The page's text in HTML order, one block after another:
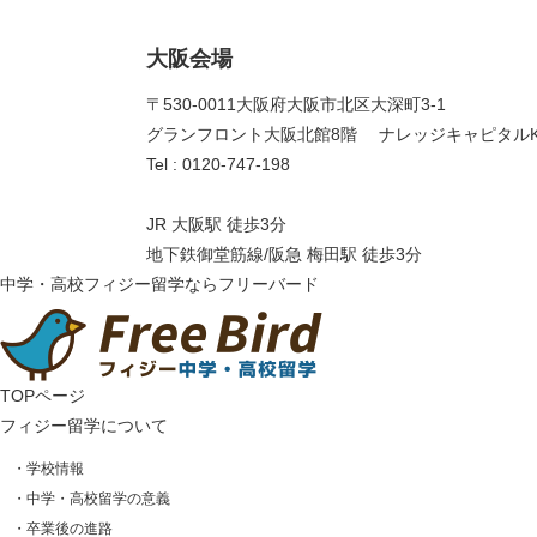
大阪会場
〒530-0011 大阪府大阪市北区大深町3-1
グランフロント大阪北館8階 ナレッジキャピタル
Tel : 0120-747-198
JR 大阪駅 徒歩3分
地下鉄御堂筋線/阪急 梅田駅 徒歩3分
中学・高校フィジー留学ならフリーバード
TOPページ
フィジー留学について
・学校情報
・中学・高校留学の意義
・卒業後の進路